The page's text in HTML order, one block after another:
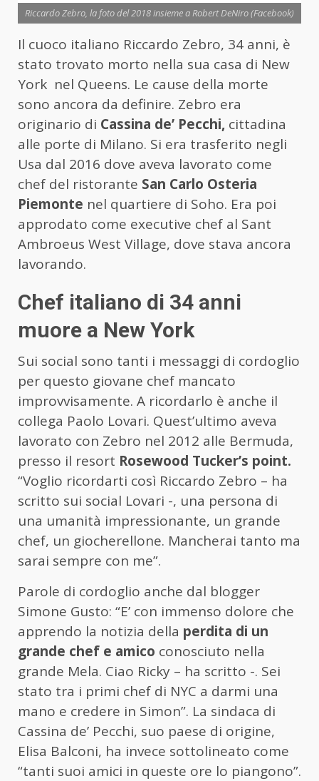
Riccardo Zebro, la foto del 2018 insieme a Robert DeNiro (Facebook)
Il cuoco italiano Riccardo Zebro, 34 anni, è
stato trovato morto nella sua casa di New
York nel Queens. Le cause della morte
sono ancora da definire. Zebro era
originario di Cassina de’ Pecchi, cittadina
alle porte di Milano. Si era trasferito negli
Usa dal 2016 dove aveva lavorato come
chef del ristorante San Carlo Osteria
Piemonte nel quartiere di Soho. Era poi
approdato come executive chef al Sant
Ambroeus West Village, dove stava ancora
lavorando.
Chef italiano di 34 anni
muore a New York
Sui social sono tanti i messaggi di cordoglio
per questo giovane chef mancato
improvvisamente. A ricordarlo è anche il
collega Paolo Lovari. Quest’ultimo aveva
lavorato con Zebro nel 2012 alle Bermuda,
presso il resort Rosewood Tucker’s point.
“Voglio ricordarti così Riccardo Zebro – ha
scritto sui social Lovari -, una persona di
una umanità impressionante, un grande
chef, un giocherellone. Mancherai tanto ma
sarai sempre con me”.
Parole di cordoglio anche dal blogger
Simone Gusto: “E’ con immenso dolore che
apprendo la notizia della perdita di un
grande chef e amico conosciuto nella
grande Mela. Ciao Ricky – ha scritto -. Sei
stato tra i primi chef di NYC a darmi una
mano e credere in Simon”. La sindaca di
Cassina de’ Pecchi, suo paese di origine,
Elisa Balconi, ha invece sottolineato come
“tanti suoi amici in queste ore lo piangono”.